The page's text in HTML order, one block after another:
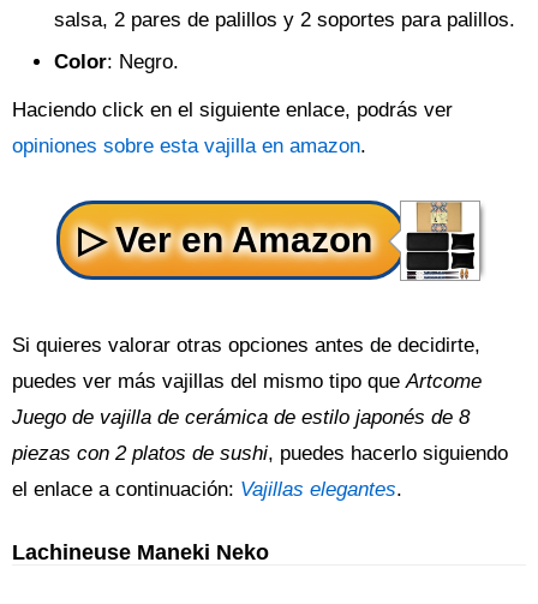
salsa, 2 pares de palillos y 2 soportes para palillos.
Color: Negro.
Haciendo click en el siguiente enlace, podrás ver
opiniones sobre esta vajilla en amazon.
Si quieres valorar otras opciones antes de decidirte,
puedes ver más vajillas del mismo tipo queArtcome
Juego de vajilla de cerámica de estilo japonés de 8
piezas con 2 platos de sushi, puedes hacerlo siguiendo
el enlace a continuación: Vajillas elegantes.
Lachineuse Maneki Neko